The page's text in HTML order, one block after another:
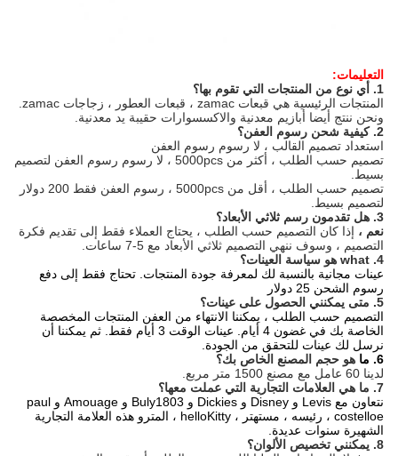
التعليمات:
1. أي نوع من المنتجات التي تقوم بها؟
المنتجات الرئيسية هي قبعات zamac ، قبعات العطور ، زجاجات zamac.
ونحن ننتج أيضا أبازيم معدنية والاكسسوارات حقيبة يد معدنية.
2. كيفية شحن رسوم العفن؟
استعداد تصميم القالب ، لا رسوم رسوم العفن
تصميم حسب الطلب ، أكثر من 5000pcs ، لا رسوم رسوم العفن لتصميم
بسيط.
تصميم حسب الطلب ، أقل من 5000pcs ، رسوم العفن فقط 200 دولار
لتصميم بسيط.
3. هل تقدمون رسم ثلاثي الأبعاد؟
نعم ، إذا كان التصميم حسب الطلب ، يحتاج العملاء فقط إلى تقديم فكرة
التصميم ، وسوف ننهي التصميم ثلاثي الأبعاد مع 5-7 ساعات.
4. what هو سياسة العينات؟
عينات مجانية بالنسبة لك لمعرفة جودة المنتجات. تحتاج فقط إلى دفع
رسوم الشحن 25 دولار
5. متى يمكنني الحصول على عينات؟
التصميم حسب الطلب ، يمكننا الانتهاء من العفن المنتجات المخصصة
الخاصة بك في غضون 4 أيام.
عينات الوقت 3 أيام فقط. ثم يمكننا أن
نرسل لك عينات للتحقق من الجودة.
6. ما
هو حجم المصنع الخاص بك؟
لدينا 60 عامل مع مصنع 1500 متر مربع.
7. ما هي العلامات التجارية التي عملت معها؟
نتعاون مع Levis و Disney و Dickies و Buly1803 و Amouage و paul
costelloe ، رئيسه ، مستهتر ، helloKitty ، المترو هذه العلامة التجارية
الشهيرة سنوات عديدة.
8. يمكنني تخصيص الألوان؟